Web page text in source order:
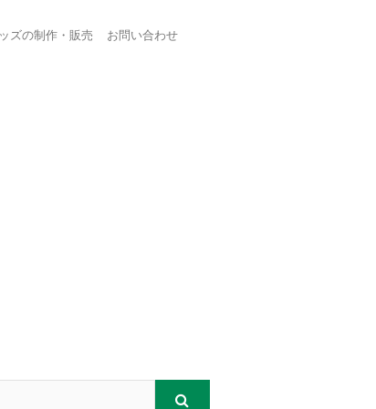
ズの制作・販売 お問い合わせ